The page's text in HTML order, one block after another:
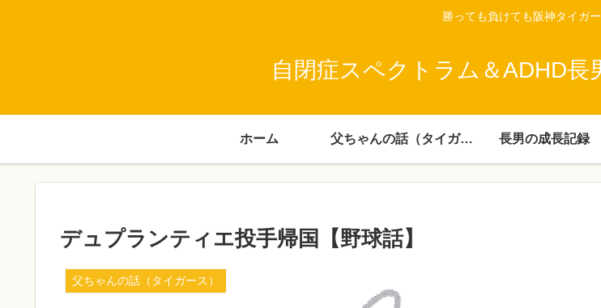
勝っても負けても阪神タイガ
自閉症スペクトラム＆ADHD長
ホーム 父ちゃんの話（タイガース） 長男の成長記録
デュプランティエ投手帰国【野球話】
父ちゃんの話（タイガース）